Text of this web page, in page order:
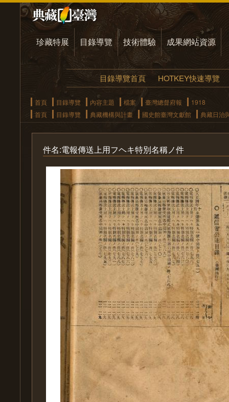
珍藏特展 目錄導覽 技術體驗 成果網站資源
目錄導覽首頁 HOTKEY快速導覽
首頁 目錄導覽 內容主題 檔案 臺灣總督府報
1918
首頁
目錄導覽 典藏機構與計畫 國史館臺灣文獻館 典藏日治
件名:電報傳送上用フヘキ特別名稱ノ件